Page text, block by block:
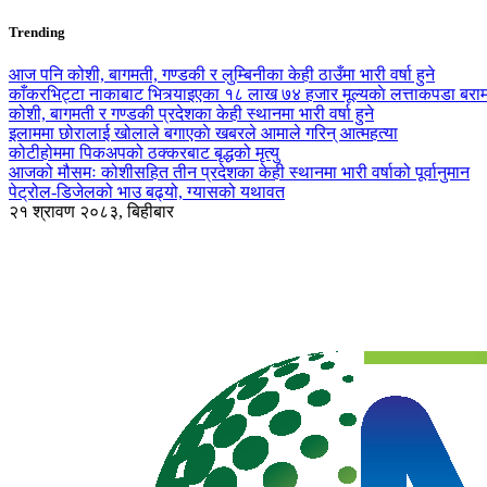
Trending
आज पनि कोशी, बागमती, गण्डकी र लुम्बिनीका केही ठाउँमा भारी वर्षा हुने
काँकरभिट्टा नाकाबाट भित्र्याइएका १८ लाख ७४ हजार मूल्यकाे लत्ताकपडा
कोशी, बागमती र गण्डकी प्रदेशका केही स्थानमा भारी वर्षा हुने
इलाममा छोरालाई खोलाले बगाएकाे खबरले आमाले गरिन् आत्महत्या
कोटीहोममा पिकअपको ठक्करबाट बृद्धको मृत्यु
आजको मौसमः कोशीसहित तीन प्रदेशका केही स्थानमा भारी वर्षाको पूर्वानुमान
पेट्रोल-डिजेलको भाउ बढ्यो, ग्यासको यथावत
२१ श्रावण २०८३, बिहीबार